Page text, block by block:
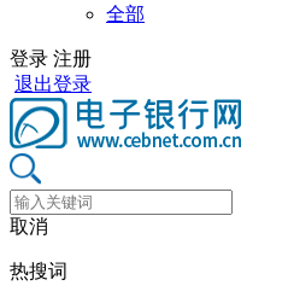
全部
登录 注册
退出登录
取消
热搜词